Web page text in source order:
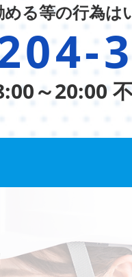
る等の行為は
～20:00